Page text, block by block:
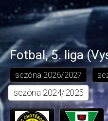
Fotbal,5. liga
sezóna 2026/2027
sezóna 2024/2025